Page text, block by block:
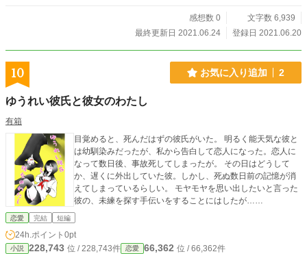
感想数 0
文字数 6,939
最終更新日 2021.06.24
登録日 2021.06.20
10 お気に入り追加 2
ゆうれい彼氏と彼女のわたし
有箱
目覚めると、死んだはずの彼氏がいた。 明るく能天気な彼と
は幼馴染みだったが、私から告白して恋人になった。恋人に
なって数日後、事故死してしまったが。 その日はどうして
か、遅くに外出していた彼。しかし、死ぬ数日前の記憶が消
えてしまっているらしい。 モヤモヤを思い出したいと言った
彼の、未練を探す手伝いをすることにはしたが……
恋愛 完結 短編
24h.ポイント 0pt
小説 228,743 位 / 228,743件 恋愛 66,362 位 / 66,362件